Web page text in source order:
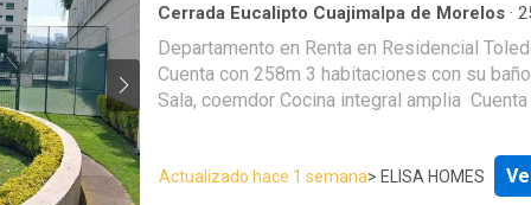
Cerrada Eucalipto Cuajimalpa de Morelos ·
Gimnasio·Seguridad
Departamento en Renta en Residencial
Cuenta con 258m 3 habitaciones con su
Sala, coemdor Cocina integral amplia Cuenta
lavado Amenidades de primer nivel, todo lo
tu familia!!! Ven a conocerlo, nosotros te
Actualizado hace 1 semana> ELISA HOMES